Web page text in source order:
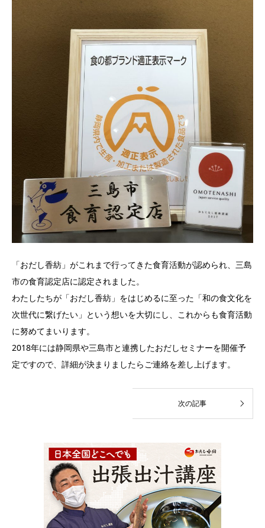
「おだし香紡」がこれまで行ってきた食育活動が認められ、三島
市の食育認定店に認定されました。
わたしたちが「おだし香紡」をはじめるに至った「和の食文化を
次世代に繋げたい」という想いを大切にし、これからも食育活動
に努めてまいります。
2018年には静岡県や三島市と連携したおだしセミナーを開催予
定ですので、詳細が決まりましたらご連絡を差し上げます。